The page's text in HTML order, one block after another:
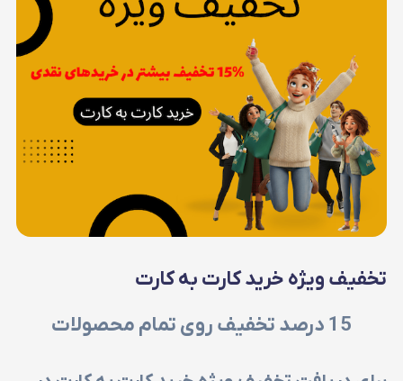
تخفیف ویژه خرید کارت به کارت
15 درصد تخفیف روی تمام محصولات